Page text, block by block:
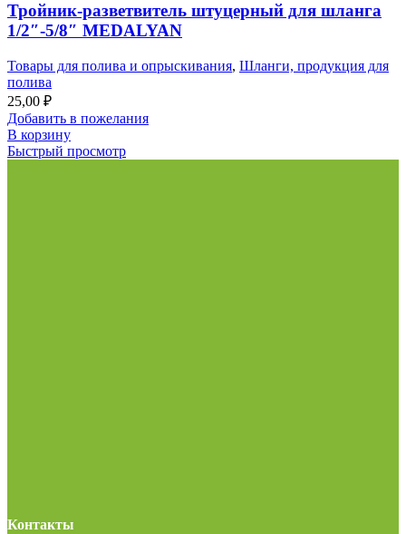
Тройник-разветвитель штуцерный для шланга
1/2″-5/8″ MEDALYAN
Товары для полива и опрыскивания, Шланги, продукция для
полива
25,00 ₽
Добавить в пожелания
В корзину
Быстрый просмотр
Контакты